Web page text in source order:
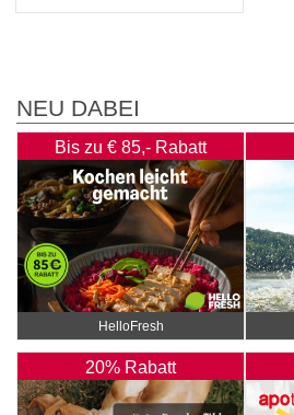
NEU DABEI
Bis zu € 85,- Rabatt
HelloFresh
20% Rabatt